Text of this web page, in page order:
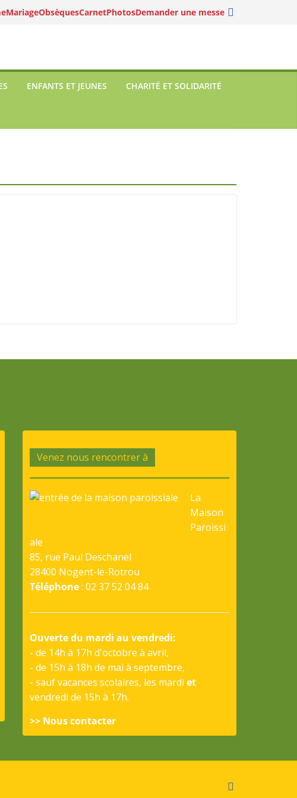
MariageObsèquesCarnetPhotosDemander une messe
ENFANTS ET JEUNES CHARITÉ ET SOLIDARITÉ
Venez nous rencontrer à
La
Maison
Paroissi
ale
85, rue Paul Deschanel
28400 Nogent-le-Rotrou
Téléphone: 02 37 52 04 84
Ouverte du mardi au vendredi:
- de 14h à 17h d'octobre à avril,
- de 15h à 18h de mai à septembre,
- sauf vacances scolaires, les mardi et
vendredi de 15h à 17h.
>> Nous contacter